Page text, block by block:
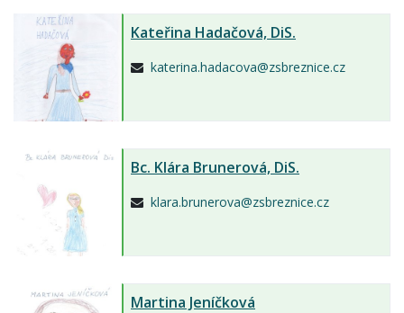
Kateřina Hadačová, DiS.
katerina.hadacova@zsbreznice.cz
Bc. Klára Brunerová, DiS.
klara.brunerova@zsbreznice.cz
Martina Jeníčková